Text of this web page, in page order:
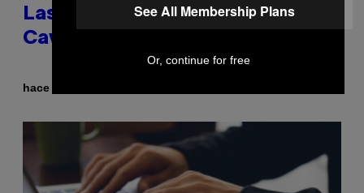
Laser-Powered Drone Into
Caves Beneath the Moon
hace 3 horas
See All Membership Plans
Or, continue for free